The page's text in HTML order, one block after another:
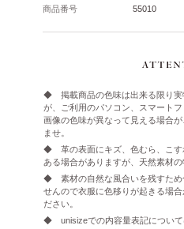
商品番号
55010
◆ 掲載商品の色味は出来る限り実
が、ご利用のパソコン、スマートフ
画像の色味が異なって見える場合
ませ。
◆ 革の表面にキズ、色むら、こす
ある場合がありますが、天然素材
◆ 素材の自然な風合いを残すため
せんので衣服に色移りが起きる場
ださい。
◆ unisizeでの内容量表記について